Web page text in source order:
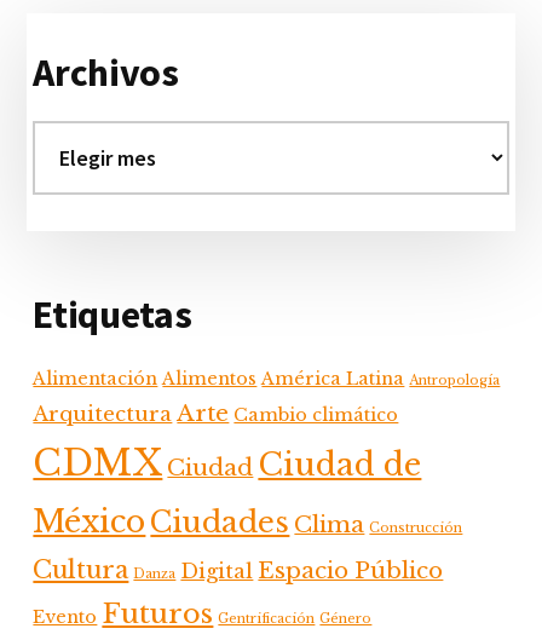
lateral
primaria
Archivos
Etiquetas
Alimentación Alimentos América Latina Antropología
Arquitectura Arte Cambio climático
CDMX Ciudad Ciudad de
México Ciudades Clima Construcción
Cultura Danza Digital Espacio Público
Evento Futuros Gentrificación Género